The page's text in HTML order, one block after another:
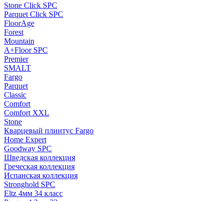
Stone Click SPC
Parquet Click SPC
FloorAge
Forest
Mountain
A+Floor SPC
Premier
SMALT
Fargo
Parquet
Classic
Comfort
Comfort XXL
Stone
Кварцевый плинтус Fargo
Home Expert
Goodway SPC
Шведская коллекция
Греческая коллекция
Испанская коллекция
Stronghold SPC
Eltz 4мм 34 класс